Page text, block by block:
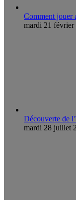
Comment jouer
mardi 21 février
Découverte de
mardi 28 juillet